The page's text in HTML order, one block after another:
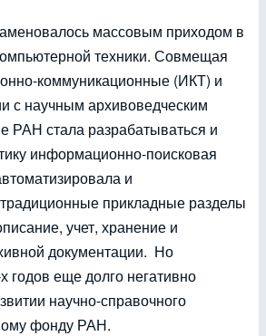
массовым приходом в
техники. Совмещая
коммуникационные (ИКТ) и
с научным архивоведческим
РАН стала разрабатываться и
информационно-поисковая
и
прикладные разделы
учет, хранение и
документации. Но
годов еще долго негативно
научно-справочного
фонду РАН.